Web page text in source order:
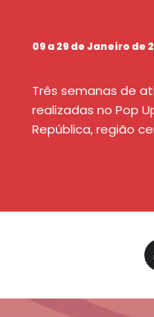
09 a 29 de Janeiro de
Três semanas de
realizadas no Pop
República, região